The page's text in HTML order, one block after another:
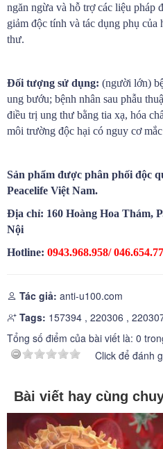
ngăn ngừa và hỗ trợ các liệu
giảm độc tính và tác dụng phụ
thư.
Đối tượng sử dụng: (người lớn)
ung bướu; bệnh nhân sau phẫu
điều trị ung thư bằng tia xạ, hóa
môi trường độc hại có nguy cơ
Sản phẩm được phân phối độc
Peacelife Việt Nam.
Địa chỉ: 160 Hoàng Hoa Thám,
Nội
Hotline: 0943.968.958/
Tác giả: anti-u100.com
Tags: 157394 , 220306 ,
Tổng số điểm của bài viết là: 0
Click để đánh
Bài viết hay cùng